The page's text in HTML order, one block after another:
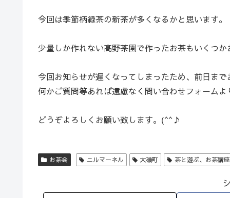
今回は季節柄緑茶の新茶が多くなるかと思います。
少量しか作れない髙野茶園で作ったお茶もいくつ
今回お知らせが遅くなってしまったため、前日ま
何かご質問等あれば遠慮なく問い合わせフォーム
どうぞよろしくお願い致します。(^^♪
お茶会 ニルマーネル 大磯町 茶と遊ぶ、お茶講